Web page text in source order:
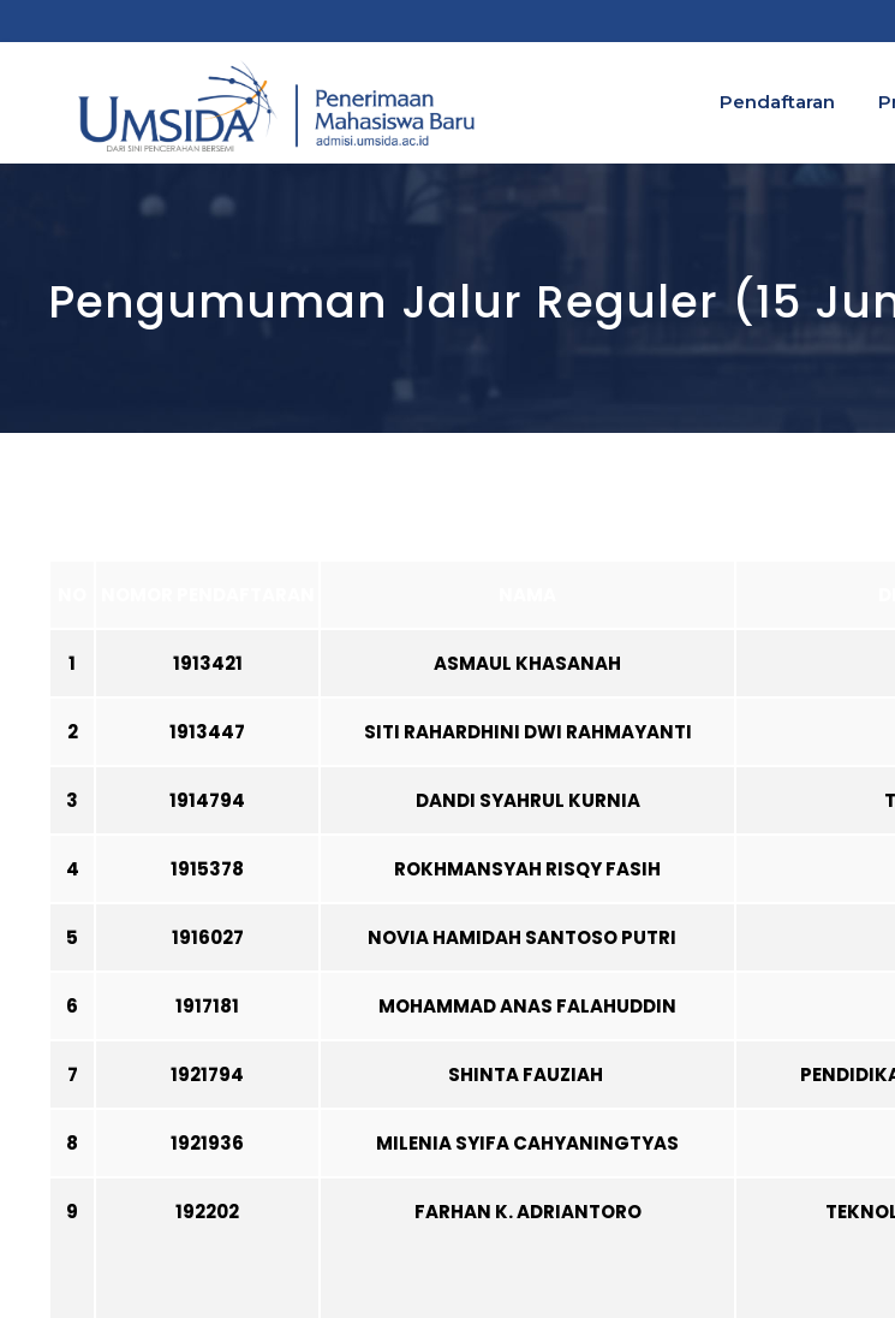
Pendaftaran
Pengumuman Jalur Reguler (15
1 1913421 ASMAUL KHASANAH
2 1913447 SITI RAHARDHINI DWI RAHMAYANTI
3 1914794 DANDI SYAHRUL KURNIA
4 1915378 ROKHMANSYAH RISQY FASIH
5 1916027 NOVIA HAMIDAH SANTOSO PUTRI
6 1917181 MOHAMMAD ANAS FALAHUDDIN
7 1921794 SHINTA FAUZIAH
8 1921936 MILENIA SYIFA CAHYANINGTYAS
9 192202 FARHAN K. ADRIANTORO